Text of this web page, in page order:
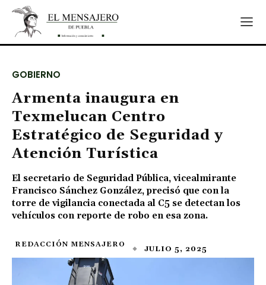
GOBIERNO
Armenta inaugura en
Texmelucan Centro
Estratégico de Seguridad y
Atención Turística
El secretario de Seguridad Pública, vicealmirante
Francisco Sánchez González, precisó que con la
torre de vigilancia conectada al C5 se detectan los
vehículos con reporte de robo en esa zona.
REDACCIÓN MENSAJERO JULIO 5, 2025